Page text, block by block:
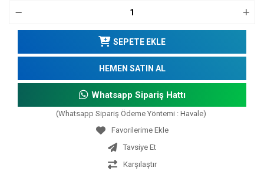
SEPETE EKLE
HEMEN SATIN AL
Whatsapp Sipariş Hattı
(Whatsapp Sipariş Ödeme Yöntemi : Havale)
Tavsiye Et
Karşılaştır